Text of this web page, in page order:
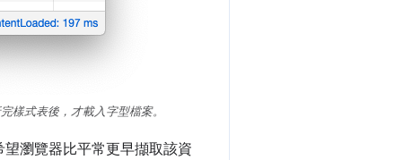
樣式表後，才載入字型檔案。
瀏覽器比平常更早擷取該資